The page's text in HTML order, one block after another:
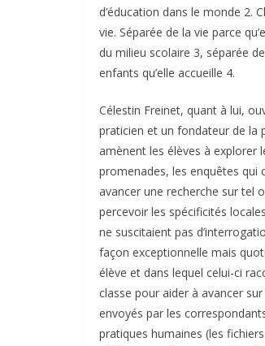
d’éducation dans le monde 2.
vie. Séparée de la vie parce
du milieu scolaire 3, séparée
enfants qu’elle accueille 4.
Célestin Freinet, quant à lui,
praticien et un fondateur de la
amènent les élèves à explorer
promenades, les enquêtes qui
avancer une recherche sur tel
percevoir les spécificités
ne suscitaient pas
façon exceptionnelle mais
élève et dans lequel celui-ci
classe pour aider à avancer
envoyés par les
pratiques humaines (les